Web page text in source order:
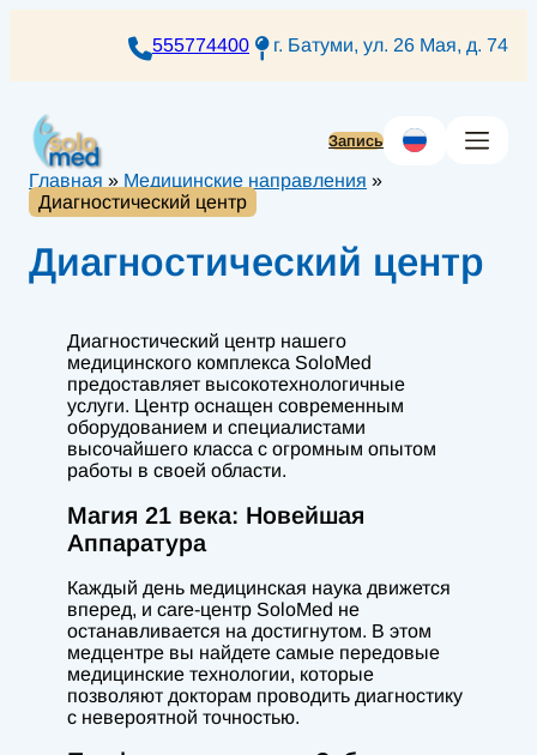
555774400 г. Батуми, ул. 26 Мая, д. 74
Запись
Главная » Медицинские направления »
Диагностический центр
Диагностический центр
Диагностический центр нашего
медицинского комплекса SoloMed
предоставляет высокотехнологичные
услуги. Центр оснащен современным
оборудованием и специалистами
высочайшего класса с огромным опытом
работы в своей области.
Магия 21 века: Новейшая
Аппаратура
Каждый день медицинская наука движется
вперед, и care-центр SoloMed не
останавливается на достигнутом. В этом
медцентре вы найдете самые передовые
медицинские технологии, которые
позволяют докторам проводить диагностику
с невероятной точностью.